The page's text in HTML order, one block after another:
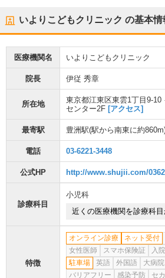
いよりこどもクリニック の基本情
医療機関名 いよりこどもクリニック
院長 伊従 秀章
所在地
東京都江東区東雲1丁目9-
センター2F [アクセス]
最寄駅 豊洲駅(駅から南東に約860m
電話 03-6221-3448
公式HP http://www.shujii.com/
診療科目
小児科
近くの医療機関を診療科
特徴
オンライン診療 ネット受付
女性医師
スマホ保険証 入
駐車場
英語 外国語 大病院
バリアフリー
感染予防
セ